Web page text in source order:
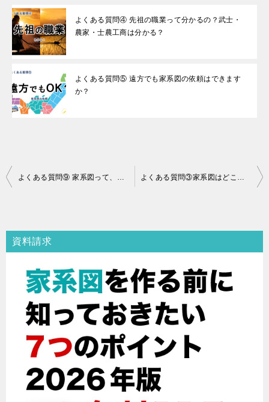
よくある質問④ 先祖の職業って分かるの？武士・
農家・士農工商は分かる？
よくある質問⑤ 遠方でも家系図の依頼はできます
か？
投
ビ
ゲ
資料請求